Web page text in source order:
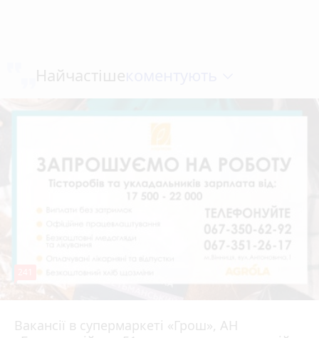
Найчастіше
Вакансії в супермаркеті «Грош», АН
4 серпня 2026 р.